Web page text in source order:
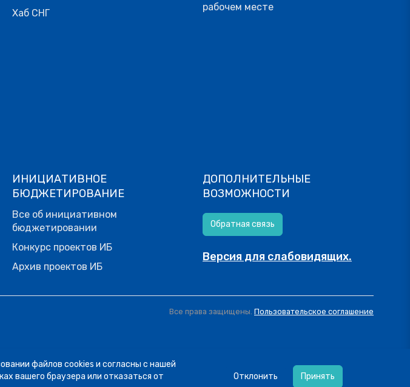
Хаб СНГ
рабочем месте
ИНИЦИАТИВНОЕ
БЮДЖЕТИРОВАНИЕ
Все об инициативном
бюджетировании
Конкурс проектов ИБ
Архив проектов ИБ
ДОПОЛНИТЕЛЬНЫЕ
ВОЗМОЖНОСТИ
Обратная связь
Версия для слабовидящих.
Все права защищены. Пользовательское соглашение
когда можно оспорить платёж и вернуть свои деньги.
файлов cookies и согласны с нашей
вашего браузера или отказаться от
Отклонить Принять